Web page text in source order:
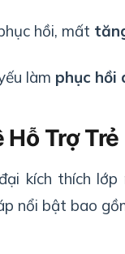
hồi, mất
làm phục hồi
Hỗ Trợ
kích thích
nổi bật bao